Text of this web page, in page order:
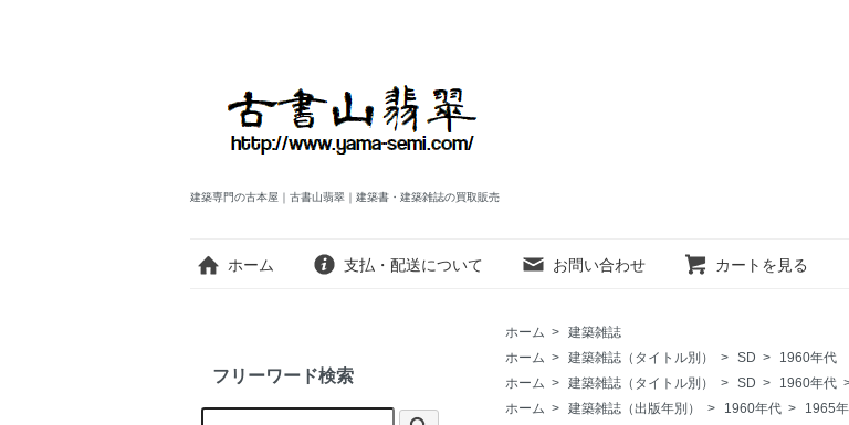
建築専門の古本屋｜古書山翡翠｜建築書・建築雑誌の買取販売
ホーム 支払・配送について お問い合わせ カートを見る
ホーム > 建築雑誌
ホーム > 建築雑誌（タイトル別） > SD >
1960年代
ホーム > 建築雑誌（タイトル別） > SD > 1960年代
ホーム > 建築雑誌（出版年別） > 1960年代 >
1965年
フリーワード検索